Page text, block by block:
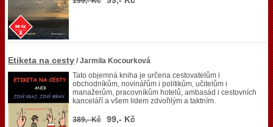
Etiketa na cesty / Jarmila Kocourková
Tato objemná kniha je určena cestovatelům i
obchodníkům, novinářům i politikům, učitelům i
manažerům, pracovníkům hotelů, ambasád i cestovních
kanceláří a všem lidem zdvořilým a taktním.
389,- Kč 99,- Kč